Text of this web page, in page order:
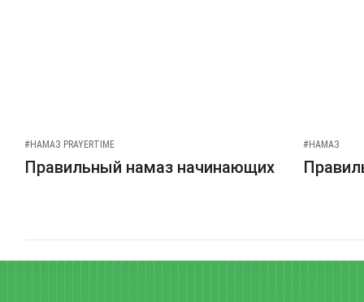
#НАМАЗ PRAYERTIME
Правильный намаз начинающих
#НАМАЗ